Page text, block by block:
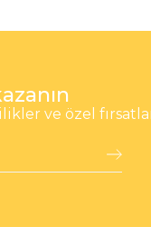
ve özel